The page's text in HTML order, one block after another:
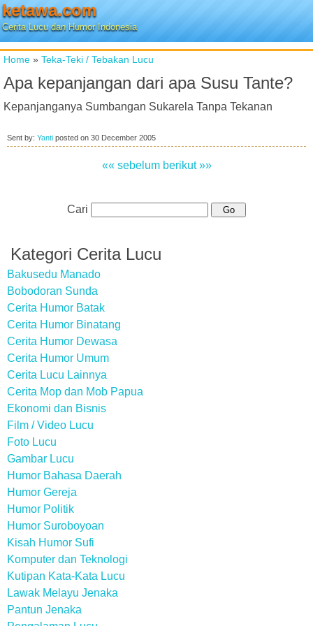
ketawa.com
Cerita Lucu dan Humor Indonesia
Home » Teka-Teki / Tebakan Lucu
Apa kepanjangan dari apa Susu Tante?
Kepanjanganya Sumbangan Sukarela Tanpa Tekanan
Sent by: Yanti posted on 30 December 2005
«« sebelum berikut »»
Cari
Kategori Cerita Lucu
Bakusedu Manado
Bobodoran Sunda
Cerita Humor Batak
Cerita Humor Binatang
Cerita Humor Dewasa
Cerita Humor Umum
Cerita Lucu Lainnya
Cerita Mop dan Mob Papua
Ekonomi dan Bisnis
Film / Video Lucu
Foto Lucu
Gambar Lucu
Humor Bahasa Daerah
Humor Gereja
Humor Politik
Humor Suroboyoan
Kisah Humor Sufi
Komputer dan Teknologi
Kutipan Kata-Kata Lucu
Lawak Melayu Jenaka
Pantun Jenaka